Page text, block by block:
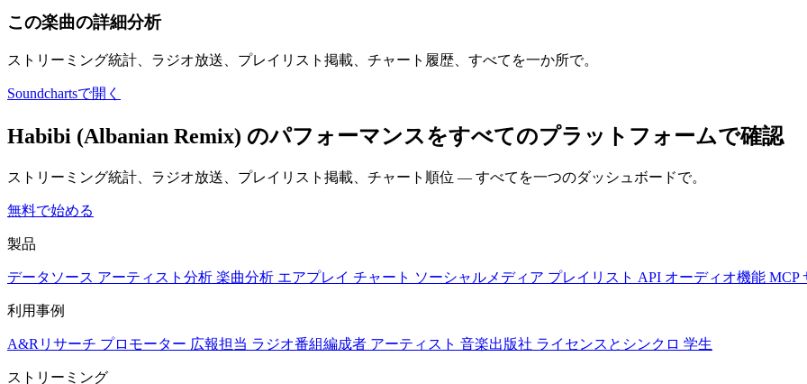
この楽曲の詳細分析
ストリーミング統計、ラジオ放送、プレイリスト掲載、チャート履歴、すべてを一か所で。
Soundchartsで開く
Habibi (Albanian Remix) のパフォーマンスをすべてのプラットフォームで確認
ストリーミング統計、ラジオ放送、プレイリスト掲載、チャート順位 — すべてを一つのダッシュボードで。
無料で始める
製品
データソース アーティスト分析 楽曲分析 エアプレイ チャート ソーシャルメディア プレイリスト API オーディオ機能 MCP
利用事例
A&Rリサーチ プロモーター 広報担当 ラジオ番組編成者 アーティスト 音楽出版社 ライセンスとシンクロ 学生
ストリーミング